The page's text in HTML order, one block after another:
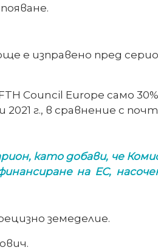
е изправено пред
Council Europe само
г., в сравнение с
като добави, че
на ЕС,
земеделие.